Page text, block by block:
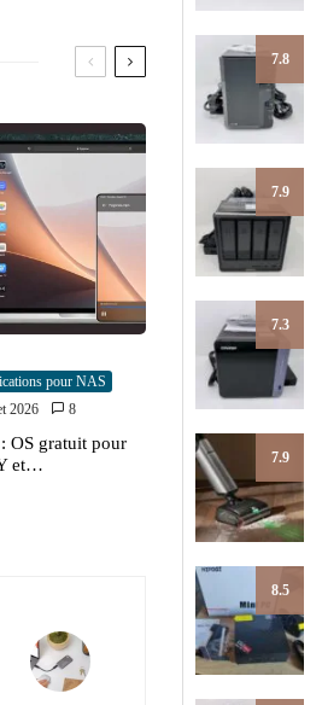
pour NAS
2026
8
OS gratuit pour
et…
7.8
7.9
7.3
7.9
8.5